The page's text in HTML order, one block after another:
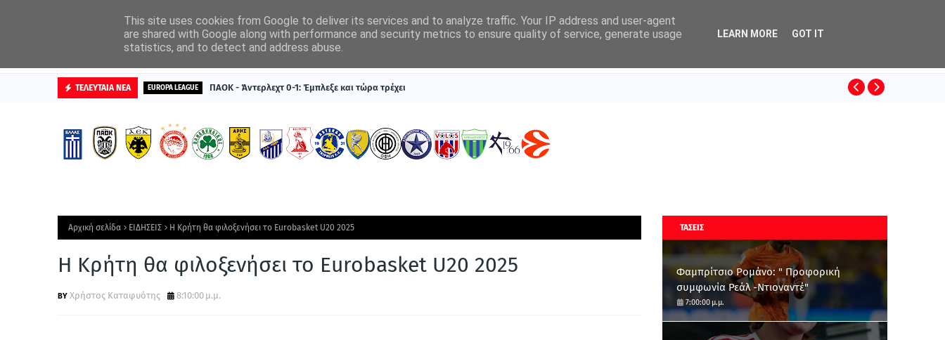
ΒΑΘΜΟΛΟΓΙΕΣ ΠΡΩΤΟΣΕΛΙΔΑ
ΤΕΛΕΥΤΑΙΑ ΝΕΑ EUROPA LEAGUE ΠΑΟΚ - Άντερλεχτ 0-1: Έμπλεξε και τώρα τρέχει
Αρχική σελίδα ΕΙΔΗΣΕΙΣ Η Κρήτη θα φιλοξενήσει το Eurobasket U20 2025
Η Κρήτη θα φιλοξενήσει το Eurobasket U20 2025
Χρήστος Καταφυότης 8:10:00 μ.μ.
ΤΑΣΕΙΣ
Φαμπρίτσιο Ρομάνο: " Προφορική
συμφωνία Ρεάλ -Ντιοναντέ"
7:00:00 μ.μ.
This site uses cookies from Google to deliver its services and to analyze traffic. Your IP address and user-agent
are shared with Google along with performance and security metrics to ensure quality of service, generate usage
statistics, and to detect and address abuse.
LEARN MORE GOT IT